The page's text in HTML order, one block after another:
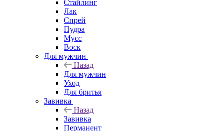
Стайлинг
Лак
Спрей
Пудра
Мусс
Воск
Для мужчин
Назад
Для мужчин
Уход
Для бритья
Завивка
Назад
Завивка
Перманент